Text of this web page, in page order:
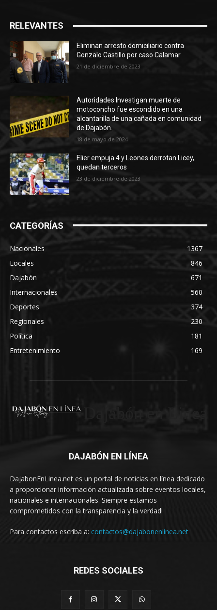
RELEVANTES
Eliminan arresto domiciliario contra
Gonzalo Castillo por caso Calamar
21 de diciembre de 2023
Autoridades Investigan muerte de
motoconcho fue escondido en una
alcantarilla de una cañada en comunidad
de Dajabón.
18 de mayo de 2024
Elier empuja 4 y Leones derrotan Licey,
quedan terceros
23 de diciembre de 2023
CATEGORÍAS
Nacionales
1367
Locales
846
Dajabón
671
Internacionales
560
Deportes
374
Regionales
230
Política
181
Entretenimiento
169
DAJABÓN EN LÍNEA
DajabonEnLinea.net es un portal de noticias en línea dedicado
a proporcionar información actualizada sobre eventos locales,
nacionales e internacionales. Siempre estamos
comprometidos con la transparencia y la verdad!
Para contactos escriba a: contactos@dajabonenlinea.net
REDES SOCIALES